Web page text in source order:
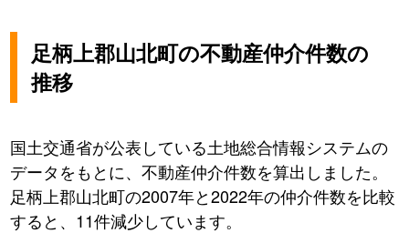
足柄上郡山北町の不動産仲介件数の
推移
国土交通省が公表している土地総合情報システムの
データをもとに、不動産仲介件数を算出しました。
足柄上郡山北町の2007年と2022年の仲介件数を比較
すると、11件減少しています。